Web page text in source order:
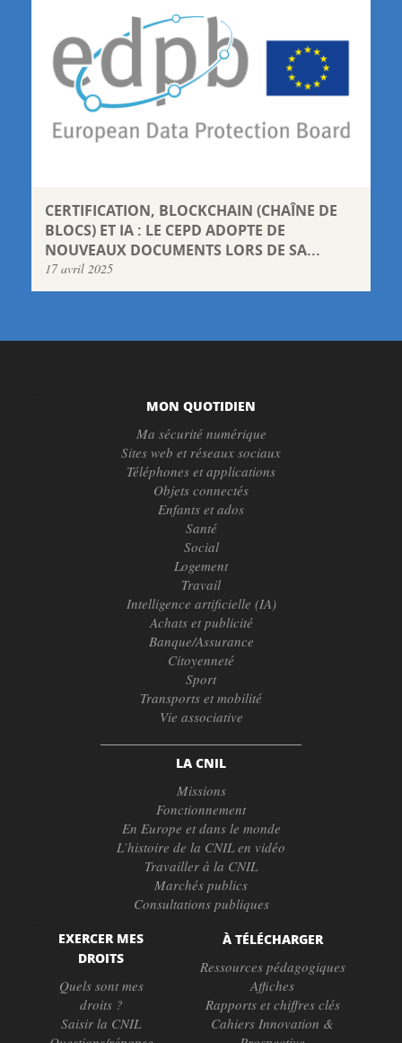
CERTIFICATION, BLOCKCHAIN (CHAÎNE DE
BLOCS) ET IA : LE CEPD ADOPTE DE
NOUVEAUX DOCUMENTS LORS DE SA...
17 avril 2025
MON QUOTIDIEN
Ma sécurité numérique
Sites web et réseaux sociaux
Téléphones et applications
Objets connectés
Enfants et ados
Santé
Social
Logement
Travail
Intelligence artificielle (IA)
Achats et publicité
Banque/Assurance
Citoyenneté
Sport
Transports et mobilité
Vie associative
LA CNIL
Missions
Fonctionnement
En Europe et dans le monde
L’histoire de la CNIL en vidéo
Travailler à la CNIL
Marchés publics
Consultations publiques
EXERCER MES
DROITS
Quels sont mes
droits ?
Saisir la CNIL
À TÉLÉCHARGER
Ressources pédagogiques
Affiches
Rapports et chiffres clés
Cahiers Innovation &